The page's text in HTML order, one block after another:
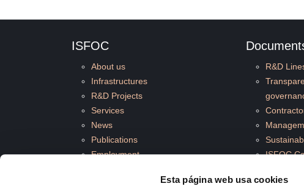
Esta página web usa cookies
ISFOC
About us
Infrastructures
R&D Projects
Services
News
Publications
Employment
R&D
ISFOC
Strategic